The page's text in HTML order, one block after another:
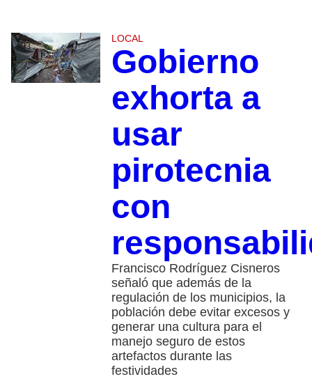
LOCAL
Gobierno
exhorta a
usar
pirotecnia
con
Francisco Rodríguez Cisneros
señaló que además de la
regulación de los municipios, la
población debe evitar excesos y
generar una cultura para el
manejo seguro de estos
artefactos durante las
festividades